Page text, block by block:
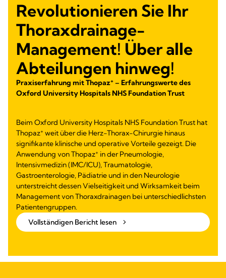
Revolutionieren Sie Ihr
Thoraxdrainage-
Management! Über alle
Abteilungen hinweg!
Praxiserfahrung mit Thopaz+ – Erfahrungswerte des
Oxford University Hospitals NHS Foundation Trust
Beim Oxford University Hospitals NHS Foundation Trust hat
Thopaz+ weit über die Herz-Thorax-Chirurgie hinaus
signifikante klinische und operative Vorteile gezeigt. Die
Anwendung von Thopaz+ in der Pneumologie,
Intensivmedizin (IMC/ICU), Traumatologie,
Gastroenterologie, Pädiatrie und in den Neurologie
unterstreicht dessen Vielseitigkeit und Wirksamkeit beim
Management von Thoraxdrainagen bei unterschiedlichsten
Patientengruppen.
Vollständigen Bericht lesen